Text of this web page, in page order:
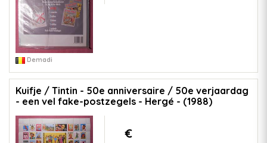
Demadi
Kuifje / Tintin - 50e anniversaire / 50e verjaardag
- een vel fake-postzegels - Hergé - (1988)
€